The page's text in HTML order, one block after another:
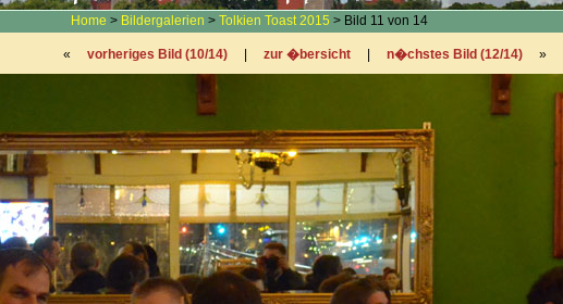
Home > Bildergalerien > Tolkien Toast 2015 > Bild 11 von 14
« vorheriges Bild (10/14) zur �bersicht n�chstes Bild (12/14) »